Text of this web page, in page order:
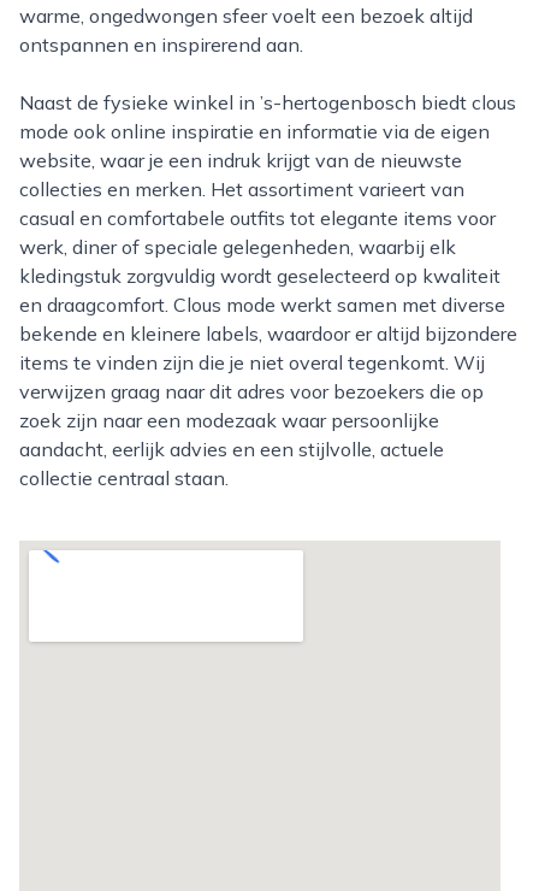
warme, ongedwongen sfeer voelt een bezoek altijd
ontspannen en inspirerend aan.
Naast de fysieke winkel in ’s-hertogenbosch biedt clous
mode ook online inspiratie en informatie via de eigen
website, waar je een indruk krijgt van de nieuwste
collecties en merken. Het assortiment varieert van
casual en comfortabele outfits tot elegante items voor
werk, diner of speciale gelegenheden, waarbij elk
kledingstuk zorgvuldig wordt geselecteerd op kwaliteit
en draagcomfort. Clous mode werkt samen met diverse
bekende en kleinere labels, waardoor er altijd bijzondere
items te vinden zijn die je niet overal tegenkomt. Wij
verwijzen graag naar dit adres voor bezoekers die op
zoek zijn naar een modezaak waar persoonlijke
aandacht, eerlijk advies en een stijlvolle, actuele
collectie centraal staan.